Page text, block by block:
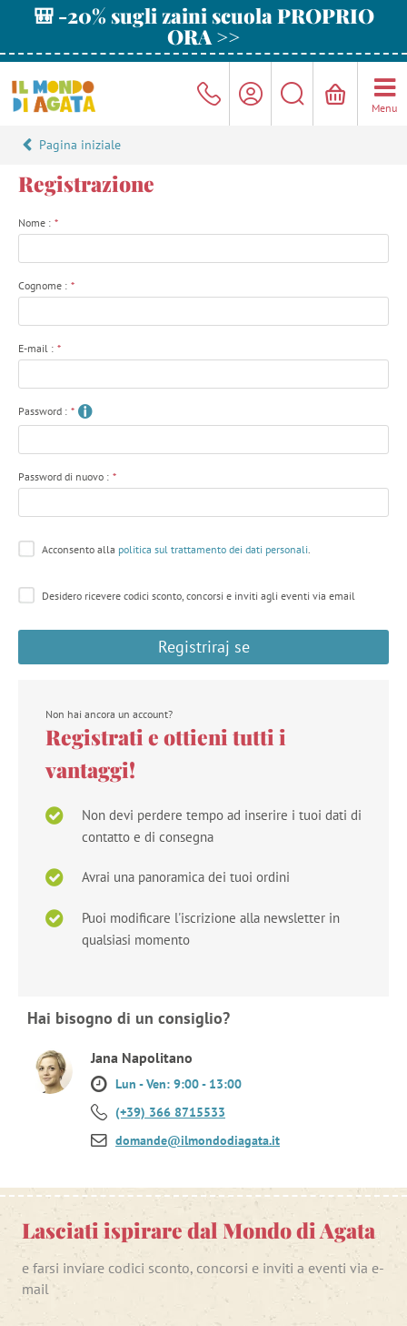
🎒 -20% sugli zaini scuola PROPRIO
ORA >>
Menu
Pagina iniziale
Registrazione
Nome : *
Cognome : *
E-mail : *
Password : *
Password di nuovo : *
Acconsento alla politica sul trattamento dei dati personali.
Desidero ricevere codici sconto, concorsi e inviti agli eventi via email
Registriraj se
Non hai ancora un account?
Registrati e ottieni tutti i
vantaggi!
Non devi perdere tempo ad inserire i tuoi dati di
contatto e di consegna
Avrai una panoramica dei tuoi ordini
Puoi modificare l'iscrizione alla newsletter in
qualsiasi momento
Hai bisogno di un consiglio?
Jana Napolitano
Lun - Ven: 9:00 - 13:00
(+39) 366 8715533
domande@ilmondodiagata.it
Lasciati ispirare dal Mondo di Agata
e farsi inviare codici sconto, concorsi e inviti a eventi via e-
mail